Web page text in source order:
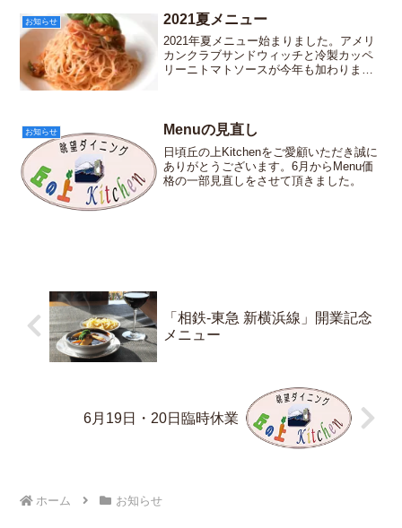
お知らせ 2021夏メニュー
2021年夏メニュー始まりました。アメリ
カンクラブサンドウィッチと冷製カッペ
リーニトマトソースが今年も加わりまし
お知らせ Menuの見直し
日頃丘の上Kitchenをご愛顧いただき誠に
ありがとうございます。6月からMenu価
格の一部見直しをさせて頂きました。
「相鉄-東急 新横浜線」開業記念
メニュー
6月19日・20日臨時休業
ホーム お知らせ